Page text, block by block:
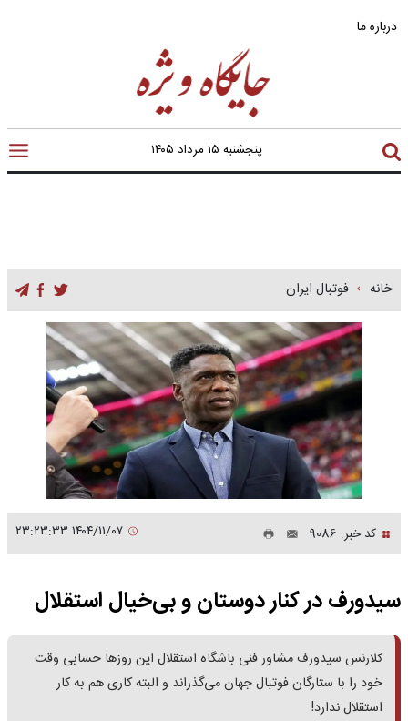
درباره ما
پنجشنبه ۱۵ مرداد ۱۴۰۵
خانه فوتبال ایران
کد خبر: 9086
سیدورف در کنار دوستان و بی‌خیال استقلال
کلارنس سیدورف مشاور فنی باشگاه استقلال این روزها حسابی وقت
خود را با ستارگان فوتبال جهان می‌گذراند و البته کاری هم به کار
استقلال ندارد!